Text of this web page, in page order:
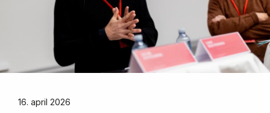
16. april 2026